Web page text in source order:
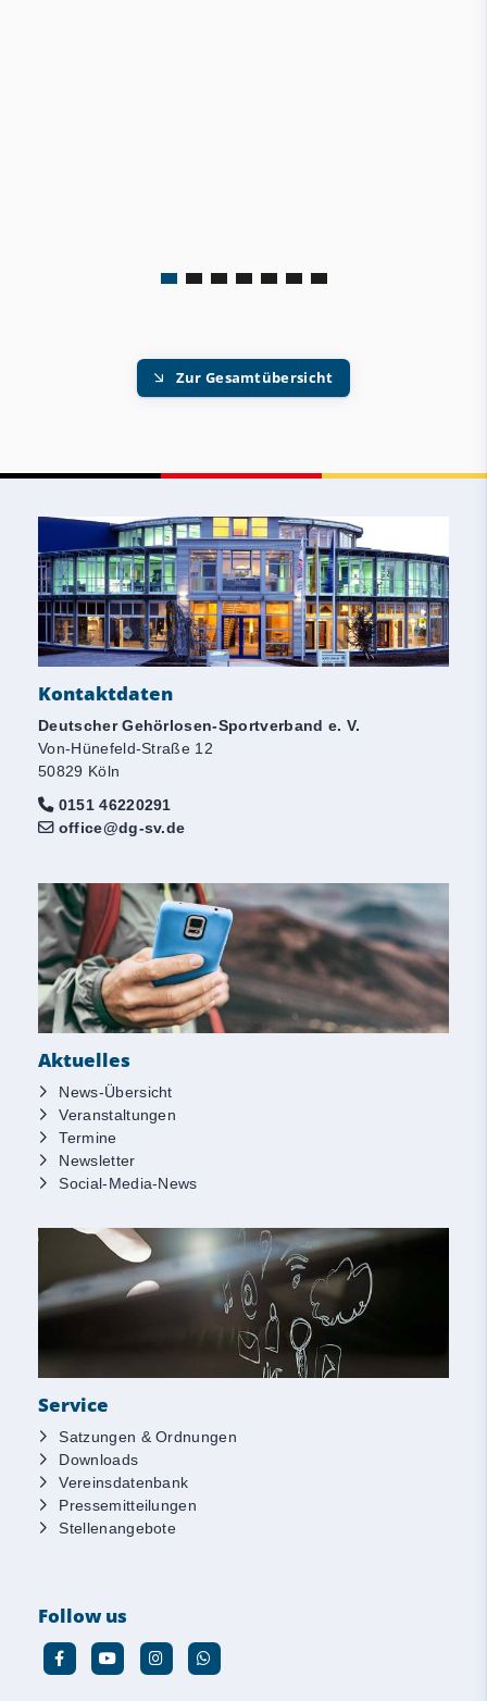
Zur Gesamtübersicht
Kontaktdaten
Deutscher Gehörlosen-Sportverband e. V.
Von-Hünefeld-Straße 12
50829 Köln
0151 46220291
office@dg-sv.de
Aktuelles
News-Übersicht
Veranstaltungen
Termine
Newsletter
Social-Media-News
Service
Satzungen & Ordnungen
Downloads
Vereinsdatenbank
Pressemitteilungen
Stellenangebote
Follow us